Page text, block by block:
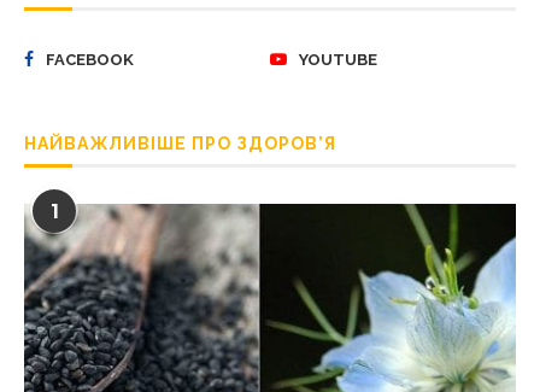
FACEBOOK YOUTUBE
НАЙВАЖЛИВІШЕ ПРО ЗДОРОВ’Я
1